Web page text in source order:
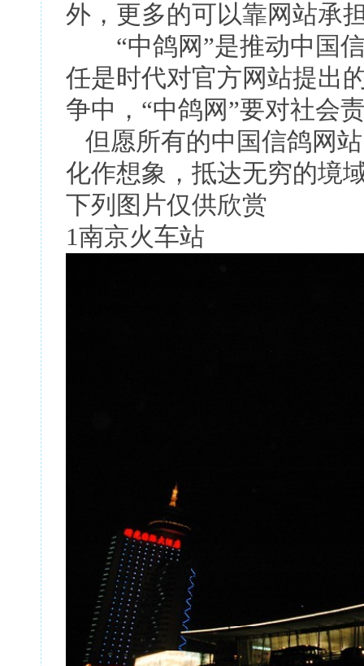
外，更多的可以靠网站承
“中鸽网”是推动中国信
任是时代对官方网站提出
争中，“中鸽网”要对社会
但愿所有的中国信鸽网
化作想象，抵达无穷的境
下列图片仅供欣赏
1南京火车站